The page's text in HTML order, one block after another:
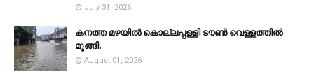
July 31, 2026
കനത്ത മഴയില്‍ കൊല്ലപ്പള്ളി ടൗണ്‍ വെള്ളത്തില്‍
മുങ്ങി.
August 01, 2026